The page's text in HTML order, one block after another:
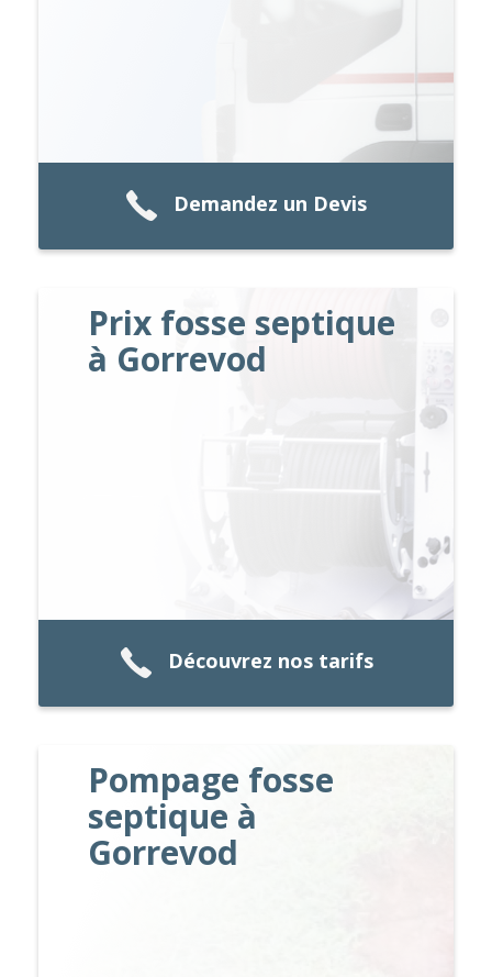
Demandez un Devis
Prix fosse septique
à Gorrevod
Découvrez nos tarifs
Pompage fosse
septique à
Gorrevod